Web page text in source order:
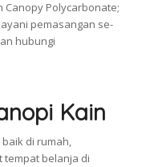
Canopy Polycarbonate;
pemasangan se-
hubungi
Kain
di rumah,
tempat belanja di